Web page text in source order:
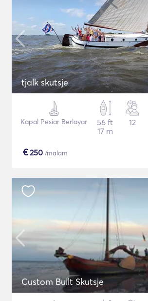
tjalk skutsje
Kapal Pesiar Berlayar
56 ft
17 m
12
€250 /malam
Custom Built Skutsje